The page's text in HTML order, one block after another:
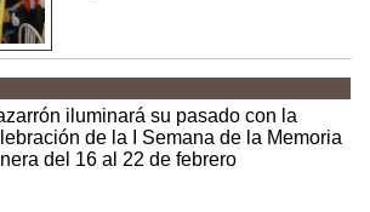
iluminará su pasado con la
de la I Semana de la Memoria
del 16 al 22 de febrero